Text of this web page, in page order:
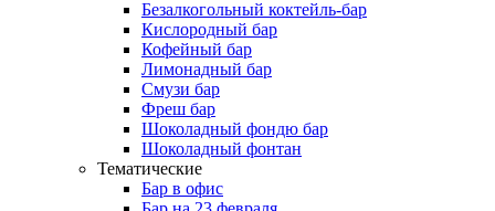
Безалкогольный коктейль-бар
Кислородный бар
Кофейный бар
Лимонадный бар
Смузи бар
Фреш бар
Шоколадный фондю бар
Шоколадный фонтан
Тематические
Бар в офис